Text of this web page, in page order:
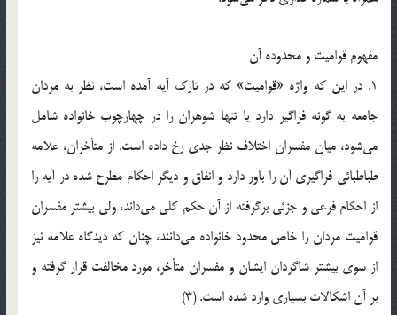
مفهوم قوامیت و محدوده آن
1. در این که واژه «قوامیت» که در تارک آیه آمده است، نظر به مردان
جامعه به گونه فراگیر دارد یا تنها شوهران را در چهارچوب خانواده شامل
می‌شود، میان مفسران اختلاف نظر جدی رخ داده است. از متأخران، علامه
طباطبائی فراگیری آن را باور دارد و انفاق و دیگر احکام مطرح شده در آیه را
از احکام فرعی و جزئی برگرفته از آن حکم کلی می‌داند، ولی بیشتر مفسران
قوامیت مردان را خاص محدود خانواده می‌دانند، چنان که دیدگاه علامه نیز
از سوی بیشتر شاگردان ایشان و مفسران متأخر، مورد مخالفت قرار گرفته و
بر آن اشکالات بسیاری وارد شده است. (3)